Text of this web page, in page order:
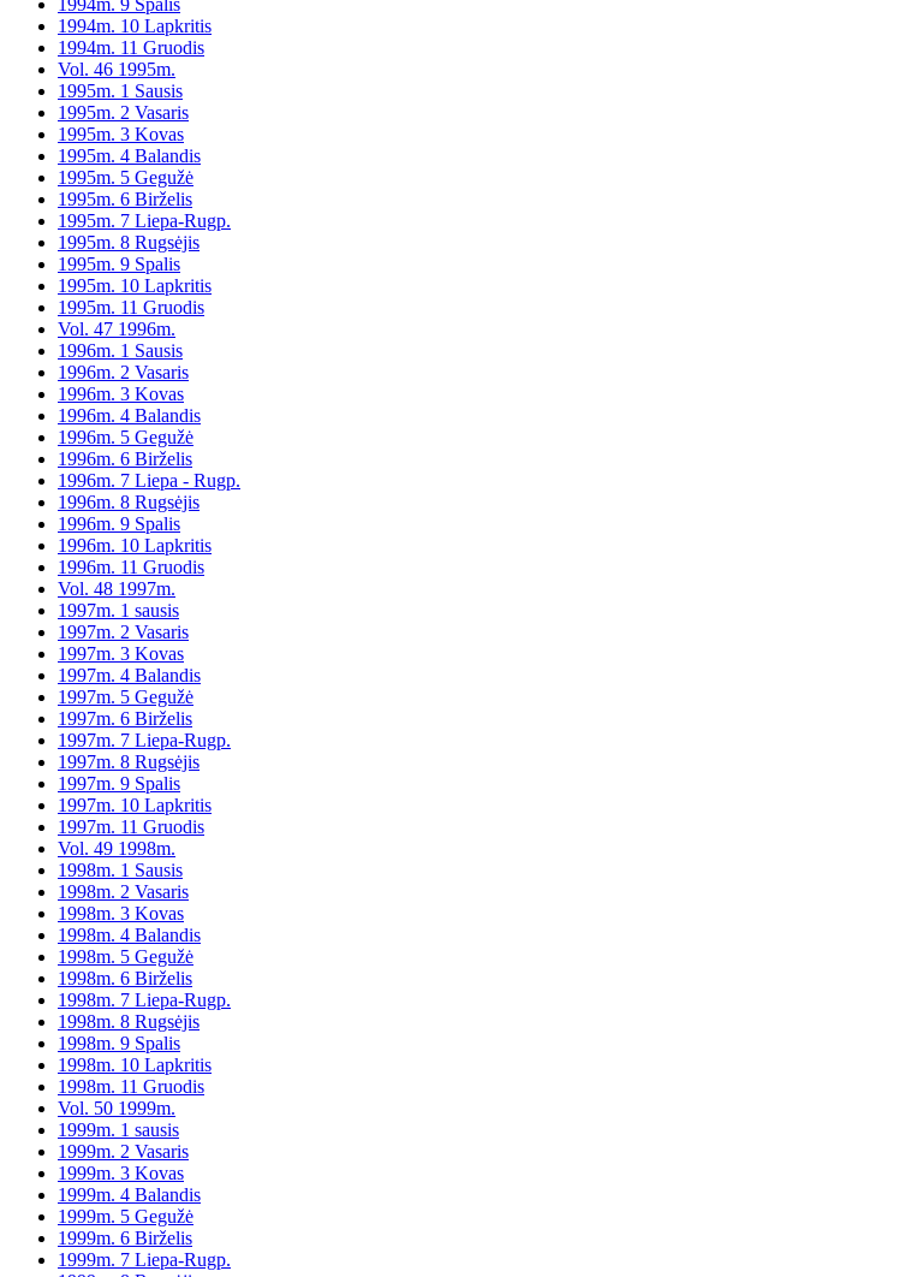
1994m. 9 Spalis
1994m. 10 Lapkritis
1994m. 11 Gruodis
Vol. 46 1995m.
1995m. 1 Sausis
1995m. 2 Vasaris
1995m. 3 Kovas
1995m. 4 Balandis
1995m. 5 Gegužė
1995m. 6 Birželis
1995m. 7 Liepa-Rugp.
1995m. 8 Rugsėjis
1995m. 9 Spalis
1995m. 10 Lapkritis
1995m. 11 Gruodis
Vol. 47 1996m.
1996m. 1 Sausis
1996m. 2 Vasaris
1996m. 3 Kovas
1996m. 4 Balandis
1996m. 5 Gegužė
1996m. 6 Birželis
1996m. 7 Liepa - Rugp.
1996m. 8 Rugsėjis
1996m. 9 Spalis
1996m. 10 Lapkritis
1996m. 11 Gruodis
Vol. 48 1997m.
1997m. 1 sausis
1997m. 2 Vasaris
1997m. 3 Kovas
1997m. 4 Balandis
1997m. 5 Gegužė
1997m. 6 Birželis
1997m. 7 Liepa-Rugp.
1997m. 8 Rugsėjis
1997m. 9 Spalis
1997m. 10 Lapkritis
1997m. 11 Gruodis
Vol. 49 1998m.
1998m. 1 Sausis
1998m. 2 Vasaris
1998m. 3 Kovas
1998m. 4 Balandis
1998m. 5 Gegužė
1998m. 6 Birželis
1998m. 7 Liepa-Rugp.
1998m. 8 Rugsėjis
1998m. 9 Spalis
1998m. 10 Lapkritis
1998m. 11 Gruodis
Vol. 50 1999m.
1999m. 1 sausis
1999m. 2 Vasaris
1999m. 3 Kovas
1999m. 4 Balandis
1999m. 5 Gegužė
1999m. 6 Birželis
1999m. 7 Liepa-Rugp.